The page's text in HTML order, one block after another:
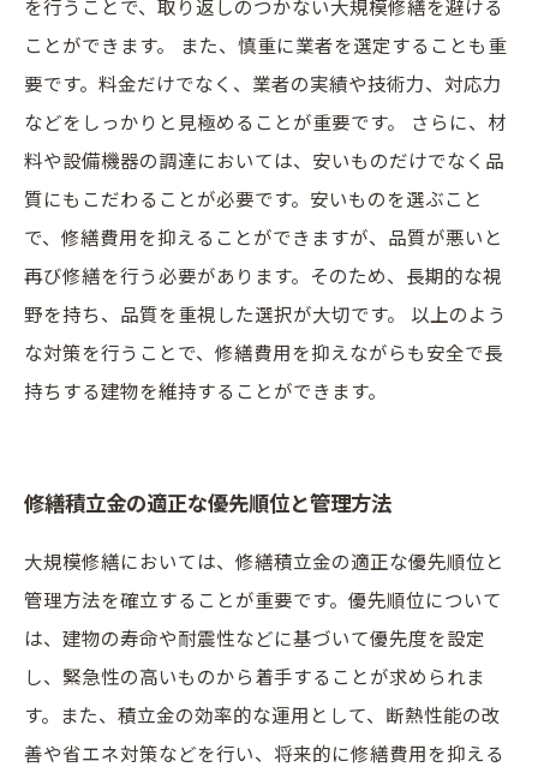
ことができます。 また、慎重に業者を選定することも重
要です。料金だけでなく、業者の実績や技術力、対応力
などをしっかりと見極めることが重要です。 さらに、材
料や設備機器の調達においては、安いものだけでなく品
質にもこだわることが必要です。安いものを選ぶこと
で、修繕費用を抑えることができますが、品質が悪いと
再び修繕を行う必要があります。そのため、長期的な視
野を持ち、品質を重視した選択が大切です。 以上のよう
な対策を行うことで、修繕費用を抑えながらも安全で長
持ちする建物を維持することができます。
修繕積立金の適正な優先順位と管理方法
大規模修繕においては、修繕積立金の適正な優先順位と
管理方法を確立することが重要です。優先順位について
は、建物の寿命や耐震性などに基づいて優先度を設定
し、緊急性の高いものから着手することが求められま
す。また、積立金の効率的な運用として、断熱性能の改
善や省エネ対策などを行い、将来的に修繕費用を抑える